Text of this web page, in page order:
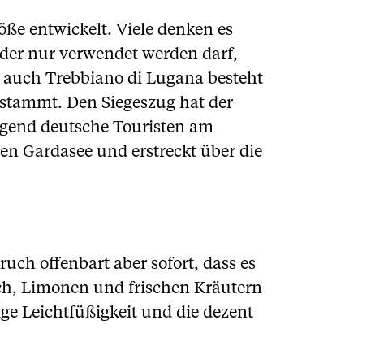
entwickelt. Viele denken es
nur verwendet werden darf,
Trebbiano di Lugana besteht
Den Siegeszug hat der
deutsche Touristen am
Gardasee und erstreckt über die
offenbart aber sofort, dass es
Limonen und frischen Kräutern
Leichtfüßigkeit und die dezent